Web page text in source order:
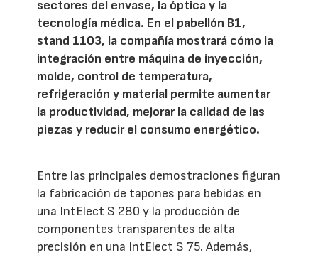
sectores del envase, la óptica y la
tecnología médica. En el pabellón B1,
stand 1103, la compañía mostrará cómo la
integración entre máquina de inyección,
molde, control de temperatura,
refrigeración y material permite aumentar
la productividad, mejorar la calidad de las
piezas y reducir el consumo energético.
Entre las principales demostraciones figuran
la fabricación de tapones para bebidas en
una IntElect S 280 y la producción de
componentes transparentes de alta
precisión en una IntElect S 75. Además,